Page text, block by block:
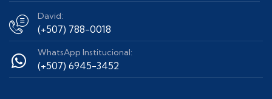
David:
(+507) 788-0018
WhatsApp Institucional:
(+507) 6945-3452